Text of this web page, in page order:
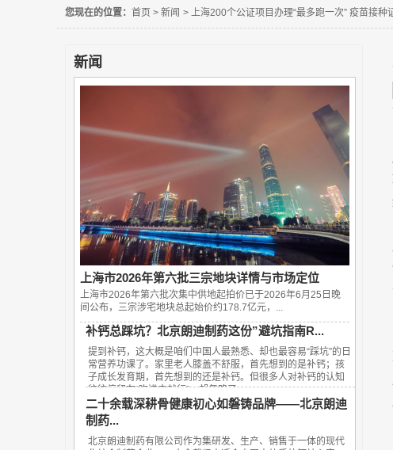
您现在的位置： 首页 > 新闻 > 上海200个公证项目办理“最多跑一次” 疫苗接种
新闻
上海市2026年第六批三宗地块详情与市场定位
上海市2026年第六批次集中供地起拍价已于2026年6月25日晚
间公布，‌三宗涉宅地块总起始价约178.7亿元‌，...
补钙总踩坑？北京朗迪制药这份”避坑指南R...
提到补钙，这大概是咱们中国人最熟悉、却也最容易“踩坑”的日
常营养功课了。家里老人膝盖不舒服，首先想到的是补钙；孩
子成长发育期，首先想到的还是补钙。但很多人对补钙的认知
往往停留在“吃进去就行”，却忽略了...
二十余载深耕骨健康初心如磐铸品牌——北京朗迪
制药...
北京朗迪制药有限公司作为集研发、生产、销售于一体的现代